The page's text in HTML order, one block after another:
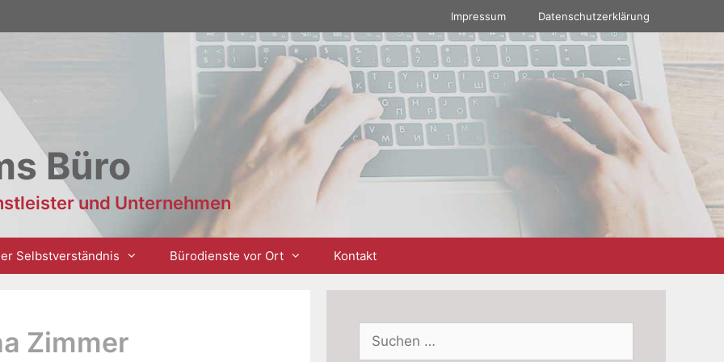
Impressum Datenschutzerklärung
Büro
und Unternehmen
Selbstverständnis Bürodienste vor Ort Kontakt
Zimmer
Suchen
nach: